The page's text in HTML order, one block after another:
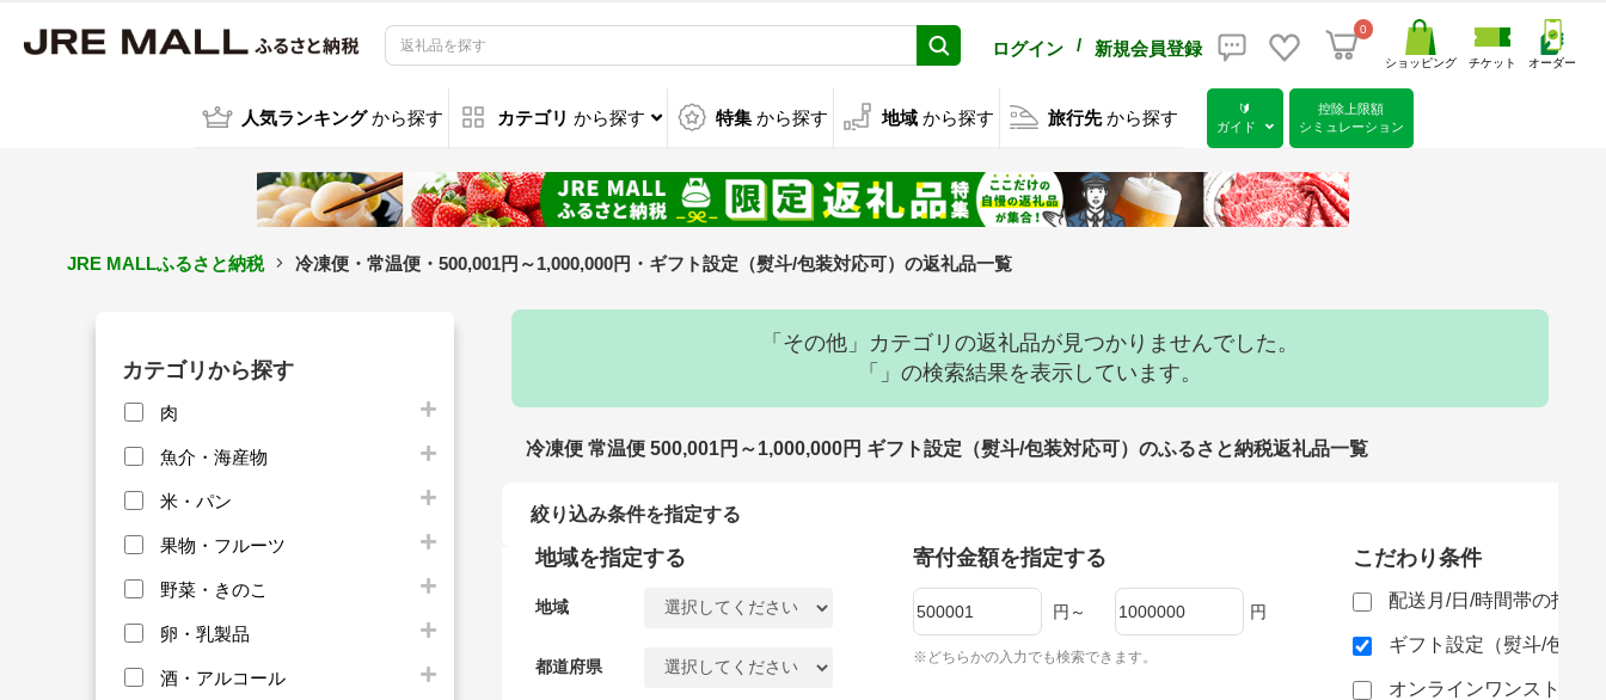
ログイン / 新規会員登録
0
ショッピング チケット オーダー
人気ランキング から探す カテゴリ から探す 特集 から探す 地域 から探す 旅行先 から探す
🔰
ガイド
控除上限額
シミュレーション
JRE MALLふるさと納税 冷凍便・常温便・500,001円～1,000,000円・ギフト設定（熨斗/包装対応可）の返礼品一覧
カテゴリから探す
肉
魚介・海産物
米・パン
果物・フルーツ
野菜・きのこ
卵・乳製品
酒・アルコール
「その他」カテゴリの返礼品が見つかりませんでした。
「」の検索結果を表示しています。
冷凍便 常温便 500,001円～1,000,000円 ギフト設定（熨斗/包装対応可）のふるさと納税返礼品一覧
絞り込み条件を指定する
地域を指定する
地域
都道府県
寄付金額を指定する
円～ 円
※どちらかの入力でも検索できます。
こだわり条件
配送月/日/時間帯の指定
ギフト設定（熨斗/包装
オンラインワンストップ